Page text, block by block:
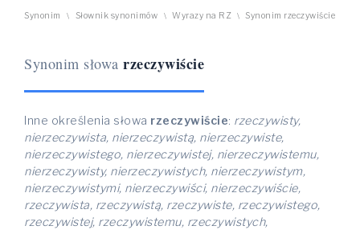
Synonim \ Słownik synonimów \ Wyrazy na RZ \ Synonim rzeczywiście
Synonim słowa rzeczywiście
Inne określenia słowa rzeczywiście: rzeczywisty,
nierzeczywista, nierzeczywistą, nierzeczywiste,
nierzeczywistego, nierzeczywistej, nierzeczywistemu,
nierzeczywisty, nierzeczywistych, nierzeczywistym,
nierzeczywistymi, nierzeczywiści, nierzeczywiście,
rzeczywista, rzeczywistą, rzeczywiste, rzeczywistego,
rzeczywistej, rzeczywistemu, rzeczywistych,